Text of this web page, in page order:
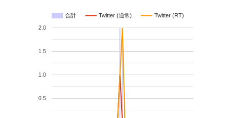
合計 Twitter (通常) Twitter (RT)
0.5
1.0
1.5
2.0